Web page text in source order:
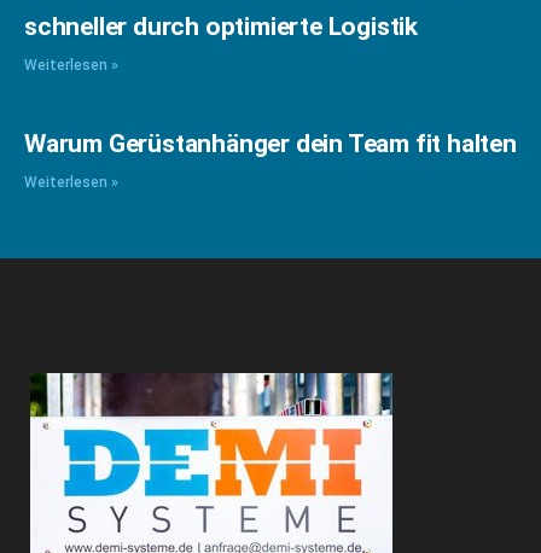
schneller durch optimierte Logistik
Weiterlesen »
Warum Gerüstanhänger dein Team fit halten
Weiterlesen »